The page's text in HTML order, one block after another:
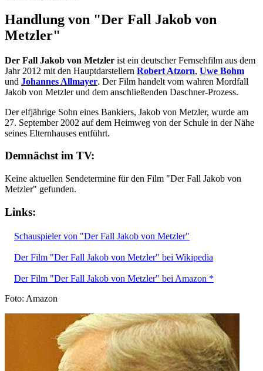
Handlung von "Der Fall Jakob von
Metzler"
Der Fall Jakob von Metzler ist ein deutscher Fernsehfilm aus dem
Jahr 2012 mit den Hauptdarstellern Robert Atzorn, Uwe Bohm
und Johannes Allmayer. Der Film handelt vom wahren Mordfall
Jakob von Metzler und dem anschließenden Daschner-Prozess.
Der elfjährige Sohn eines Bankiers, Jakob von Metzler, wurde am
27. September 2002 auf dem Heimweg von der Schule in der Nähe
seines Elternhauses entführt.
Demnächst im TV:
Keine aktuellen Sendetermine für den Film "Der Fall Jakob von
Metzler" gefunden.
Links:
Schauspieler von "Der Fall Jakob von Metzler"
Der Film "Der Fall Jakob von Metzler" bei Wikipedia
Der Film "Der Fall Jakob von Metzler" bei Amazon *
Foto: Amazon